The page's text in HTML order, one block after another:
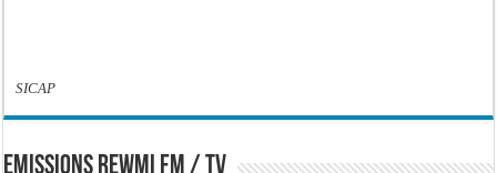
SICAP
EMISSIONS REWMI FM / TV